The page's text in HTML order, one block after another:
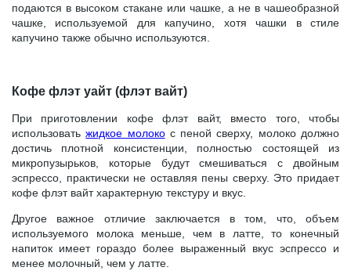
подаются в высоком стакане или чашке, а не в чашеобразной
чашке, используемой для капучино, хотя чашки в стиле
капучино также обычно используются.
Кофе флэт уайт (флэт вайт)
При приготовлении кофе флэт вайт, вместо того, чтобы
использоватьжидкое молокос пеной сверху, молоко должно
достичь плотной консистенции, полностью состоящей из
микропузырьков, которые будут смешиваться с двойным
эспрессо, практически не оставляя пены сверху. Это придает
кофе флэт вайт характерную текстуру и вкус.
Другое важное отличие заключается в том, что, объем
используемого молока меньше, чем в латте, то конечный
напиток имеет гораздо более выраженный вкус эспрессо и
менее молочный, чем у латте.